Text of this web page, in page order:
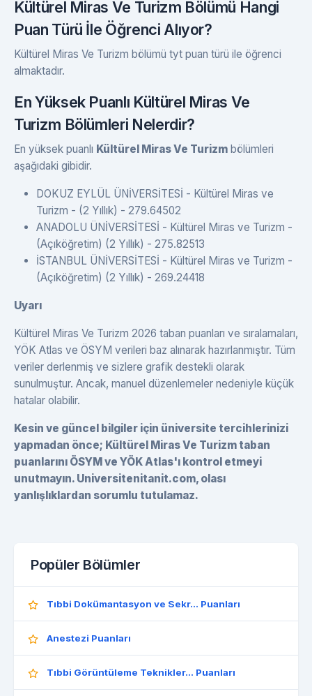
Kültürel Miras Ve Turizm Bölümü Hangi
Puan Türü İle Öğrenci Alıyor?
Kültürel Miras Ve Turizm bölümü tyt puan türü ile öğrenci
almaktadır.
En Yüksek Puanlı Kültürel Miras Ve
Turizm Bölümleri Nelerdir?
En yüksek puanlı Kültürel Miras Ve Turizm bölümleri
aşağıdaki gibidir.
DOKUZ EYLÜL ÜNİVERSİTESİ - Kültürel Miras ve
Turizm - (2 Yıllık) - 279.64502
ANADOLU ÜNİVERSİTESİ - Kültürel Miras ve Turizm -
(Açıköğretim) (2 Yıllık) - 275.82513
İSTANBUL ÜNİVERSİTESİ - Kültürel Miras ve Turizm -
(Açıköğretim) (2 Yıllık) - 269.24418
Uyarı
Kültürel Miras Ve Turizm 2026 taban puanları ve sıralamaları,
YÖK Atlas ve ÖSYM verileri baz alınarak hazırlanmıştır. Tüm
veriler derlenmiş ve sizlere grafik destekli olarak
sunulmuştur. Ancak, manuel düzenlemeler nedeniyle küçük
hatalar olabilir.
Kesin ve güncel bilgiler için üniversite tercihlerinizi
yapmadan önce; Kültürel Miras Ve Turizm taban
puanlarını ÖSYM ve YÖK Atlas'ı kontrol etmeyi
unutmayın. Universitenitanit.com, olası
yanlışlıklardan sorumlu tutulamaz.
Popüler Bölümler
Tıbbi Dokümantasyon ve Sekr... Puanları
Anestezi Puanları
Tıbbi Görüntüleme Teknikler... Puanları